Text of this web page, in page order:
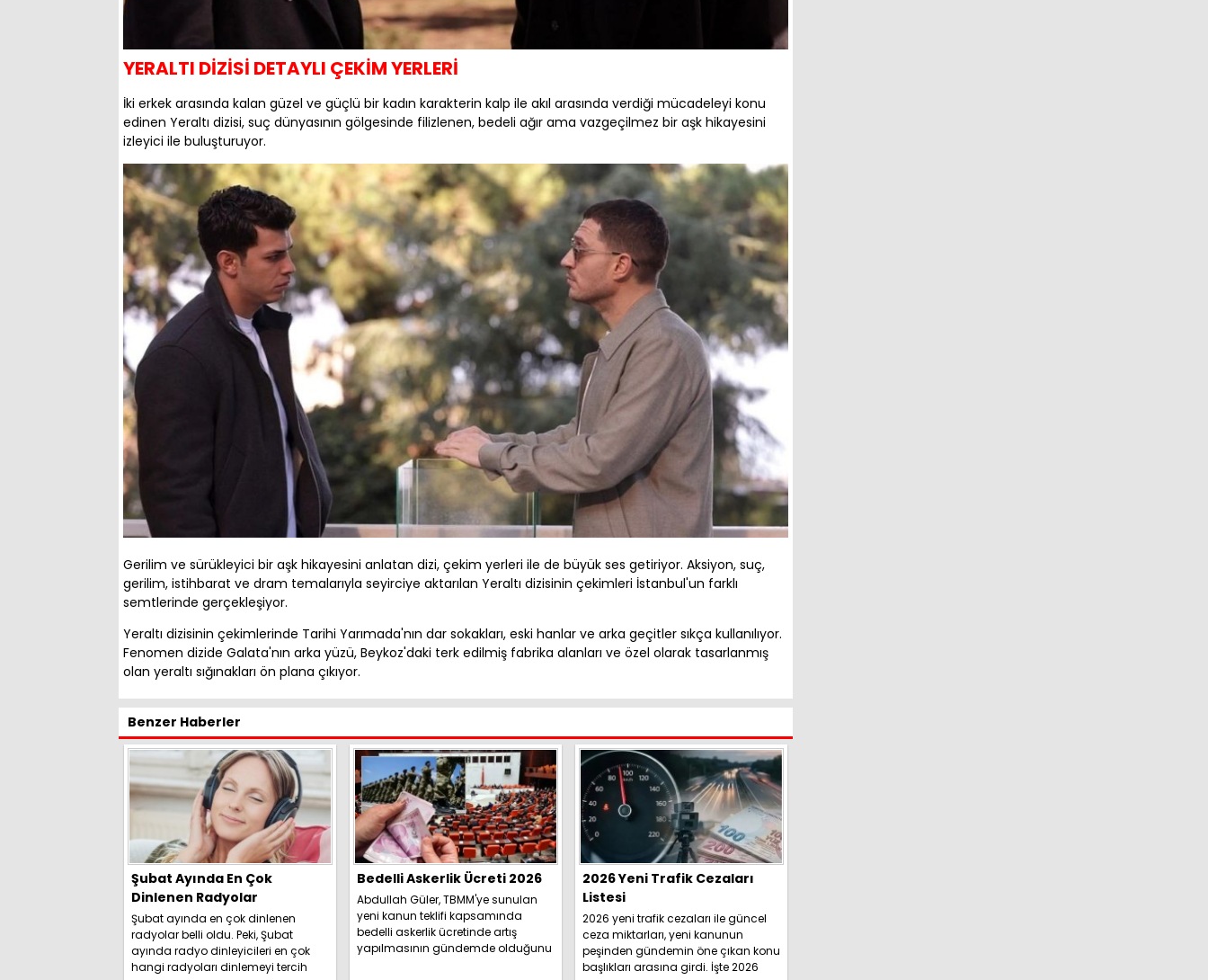
YERALTI DİZİSİ DETAYLI ÇEKİM YERLERİ
İki erkek arasında kalan güzel ve güçlü bir kadın karakterin kalp ile akıl arasında verdiği mücadeleyi konu
edinen Yeraltı dizisi, suç dünyasının gölgesinde filizlenen, bedeli ağır ama vazgeçilmez bir aşk hikayesini
izleyici ile buluşturuyor.
Gerilim ve sürükleyici bir aşk hikayesini anlatan dizi, çekim yerleri ile de büyük ses getiriyor. Aksiyon, suç,
gerilim, istihbarat ve dram temalarıyla seyirciye aktarılan Yeraltı dizisinin çekimleri İstanbul'un farklı
semtlerinde gerçekleşiyor.
Yeraltı dizisinin çekimlerinde Tarihi Yarımada'nın dar sokakları, eski hanlar ve arka geçitler sıkça kullanılıyor.
Fenomen dizide Galata'nın arka yüzü, Beykoz'daki terk edilmiş fabrika alanları ve özel olarak tasarlanmış
olan yeraltı sığınakları ön plana çıkıyor.
Benzer Haberler
Şubat Ayında En Çok
Dinlenen Radyolar
Şubat ayında en çok dinlenen
radyolar belli oldu. Peki, Şubat
ayında radyo dinleyicileri en çok
hangi radyoları dinlemeyi tercih
Bedelli Askerlik Ücreti 2026
Abdullah Güler, TBMM'ye sunulan
yeni kanun teklifi kapsamında
bedelli askerlik ücretinde artış
yapılmasının gündemde olduğunu
2026 Yeni Trafik Cezaları
Listesi
2026 yeni trafik cezaları ile güncel
ceza miktarları, yeni kanunun
peşinden gündemin öne çıkan konu
başlıkları arasına girdi. İşte 2026